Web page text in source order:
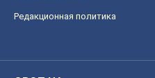
Редакционная политика